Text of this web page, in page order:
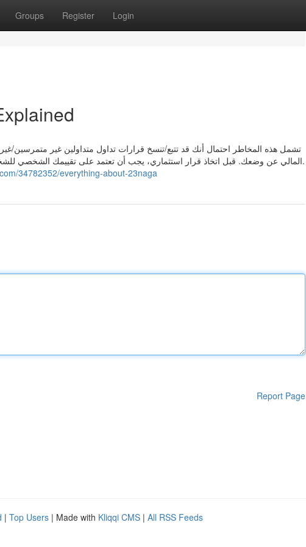
Groups Register Login
تشمل هذه المخاطر احتمال أنك قد تتبع/تنسخ قرارات تداول متداولين غير متمرسين/
المالي عن وضعك. قبل اتخاذ قرار استثماري، يجب أن تعتمد على تقييمك الشخصي
34782352/everything-about-23naga
Report Page
| Top Users | Made with Kliqqi CMS | All RSS Feeds